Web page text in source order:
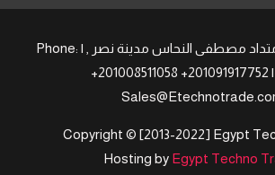
35 شارع افريقيا امتداد مصطفى النحاس مدينة نصر , | Phone:
+201008511058 +201091917752
Copyright © [2013-2022] Egypt
Hosting by Egypt Techno